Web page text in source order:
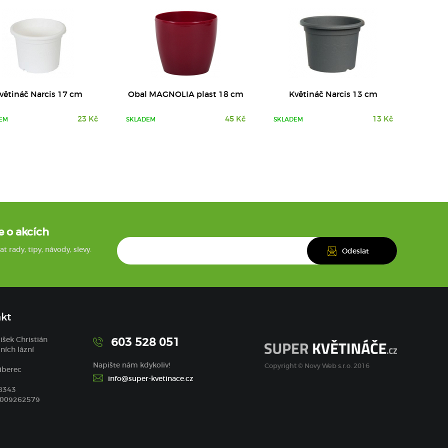
Narcis 17 cm
23 Kč
Obal MAGNOLIA plast 18 cm
SKLADEM 45 Kč
Květináč Narcis 13 cm
SKLADEM 13 Kč
o akcích
rady, tipy, návody, slevy.
Christián
lázní
603 528 051
Napište nám kdykoliv!
info@super-kvetinace.cz
Copyright © Novy Web s.r.o. 2016